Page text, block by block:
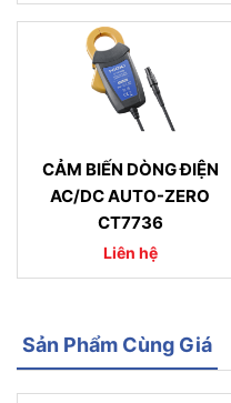
CẢM BIẾN DÒNG ĐIỆN
AC/DC AUTO-ZERO
CT7736
Liên hệ
Sản Phẩm Cùng Giá